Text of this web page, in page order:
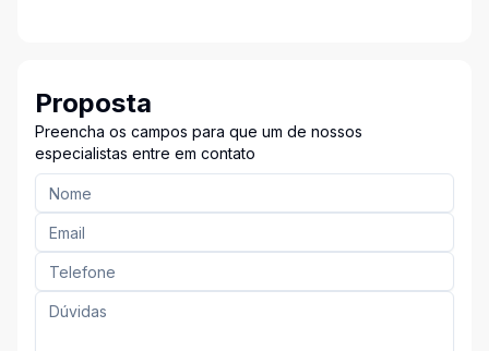
Proposta
Preencha os campos para que um de nossos
especialistas entre em contato